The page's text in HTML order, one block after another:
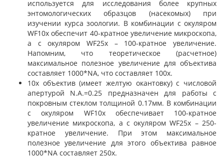
используется для исследования более крупных
энтомологических образцов (насекомых) при
изучении курса зоологии. В комбинации с окуляром
WF10x обеспечит 40-кратное увеличение микроскопа,
а с окуляром WF25x – 100-кратное увеличение.
Напомним, что теоретическое (расчетное)
максимальное полезное увеличение для объектива
составляет 1000*NA, что составляет 100х.
10х объектив (имеет желтую окантовку) с числовой
апертурой N.A.=0.25 предназначен для работы с
покровным стеклом толщиной 0.17мм. В комбинации
с окуляром WF10x обеспечивает 100-кратное
увеличение микроскопа, а с окуляром WF25x – 250-
кратное увеличение. При этом максимальное
полезное увеличение для этого объектива равное
1000*NA составляет 250х.